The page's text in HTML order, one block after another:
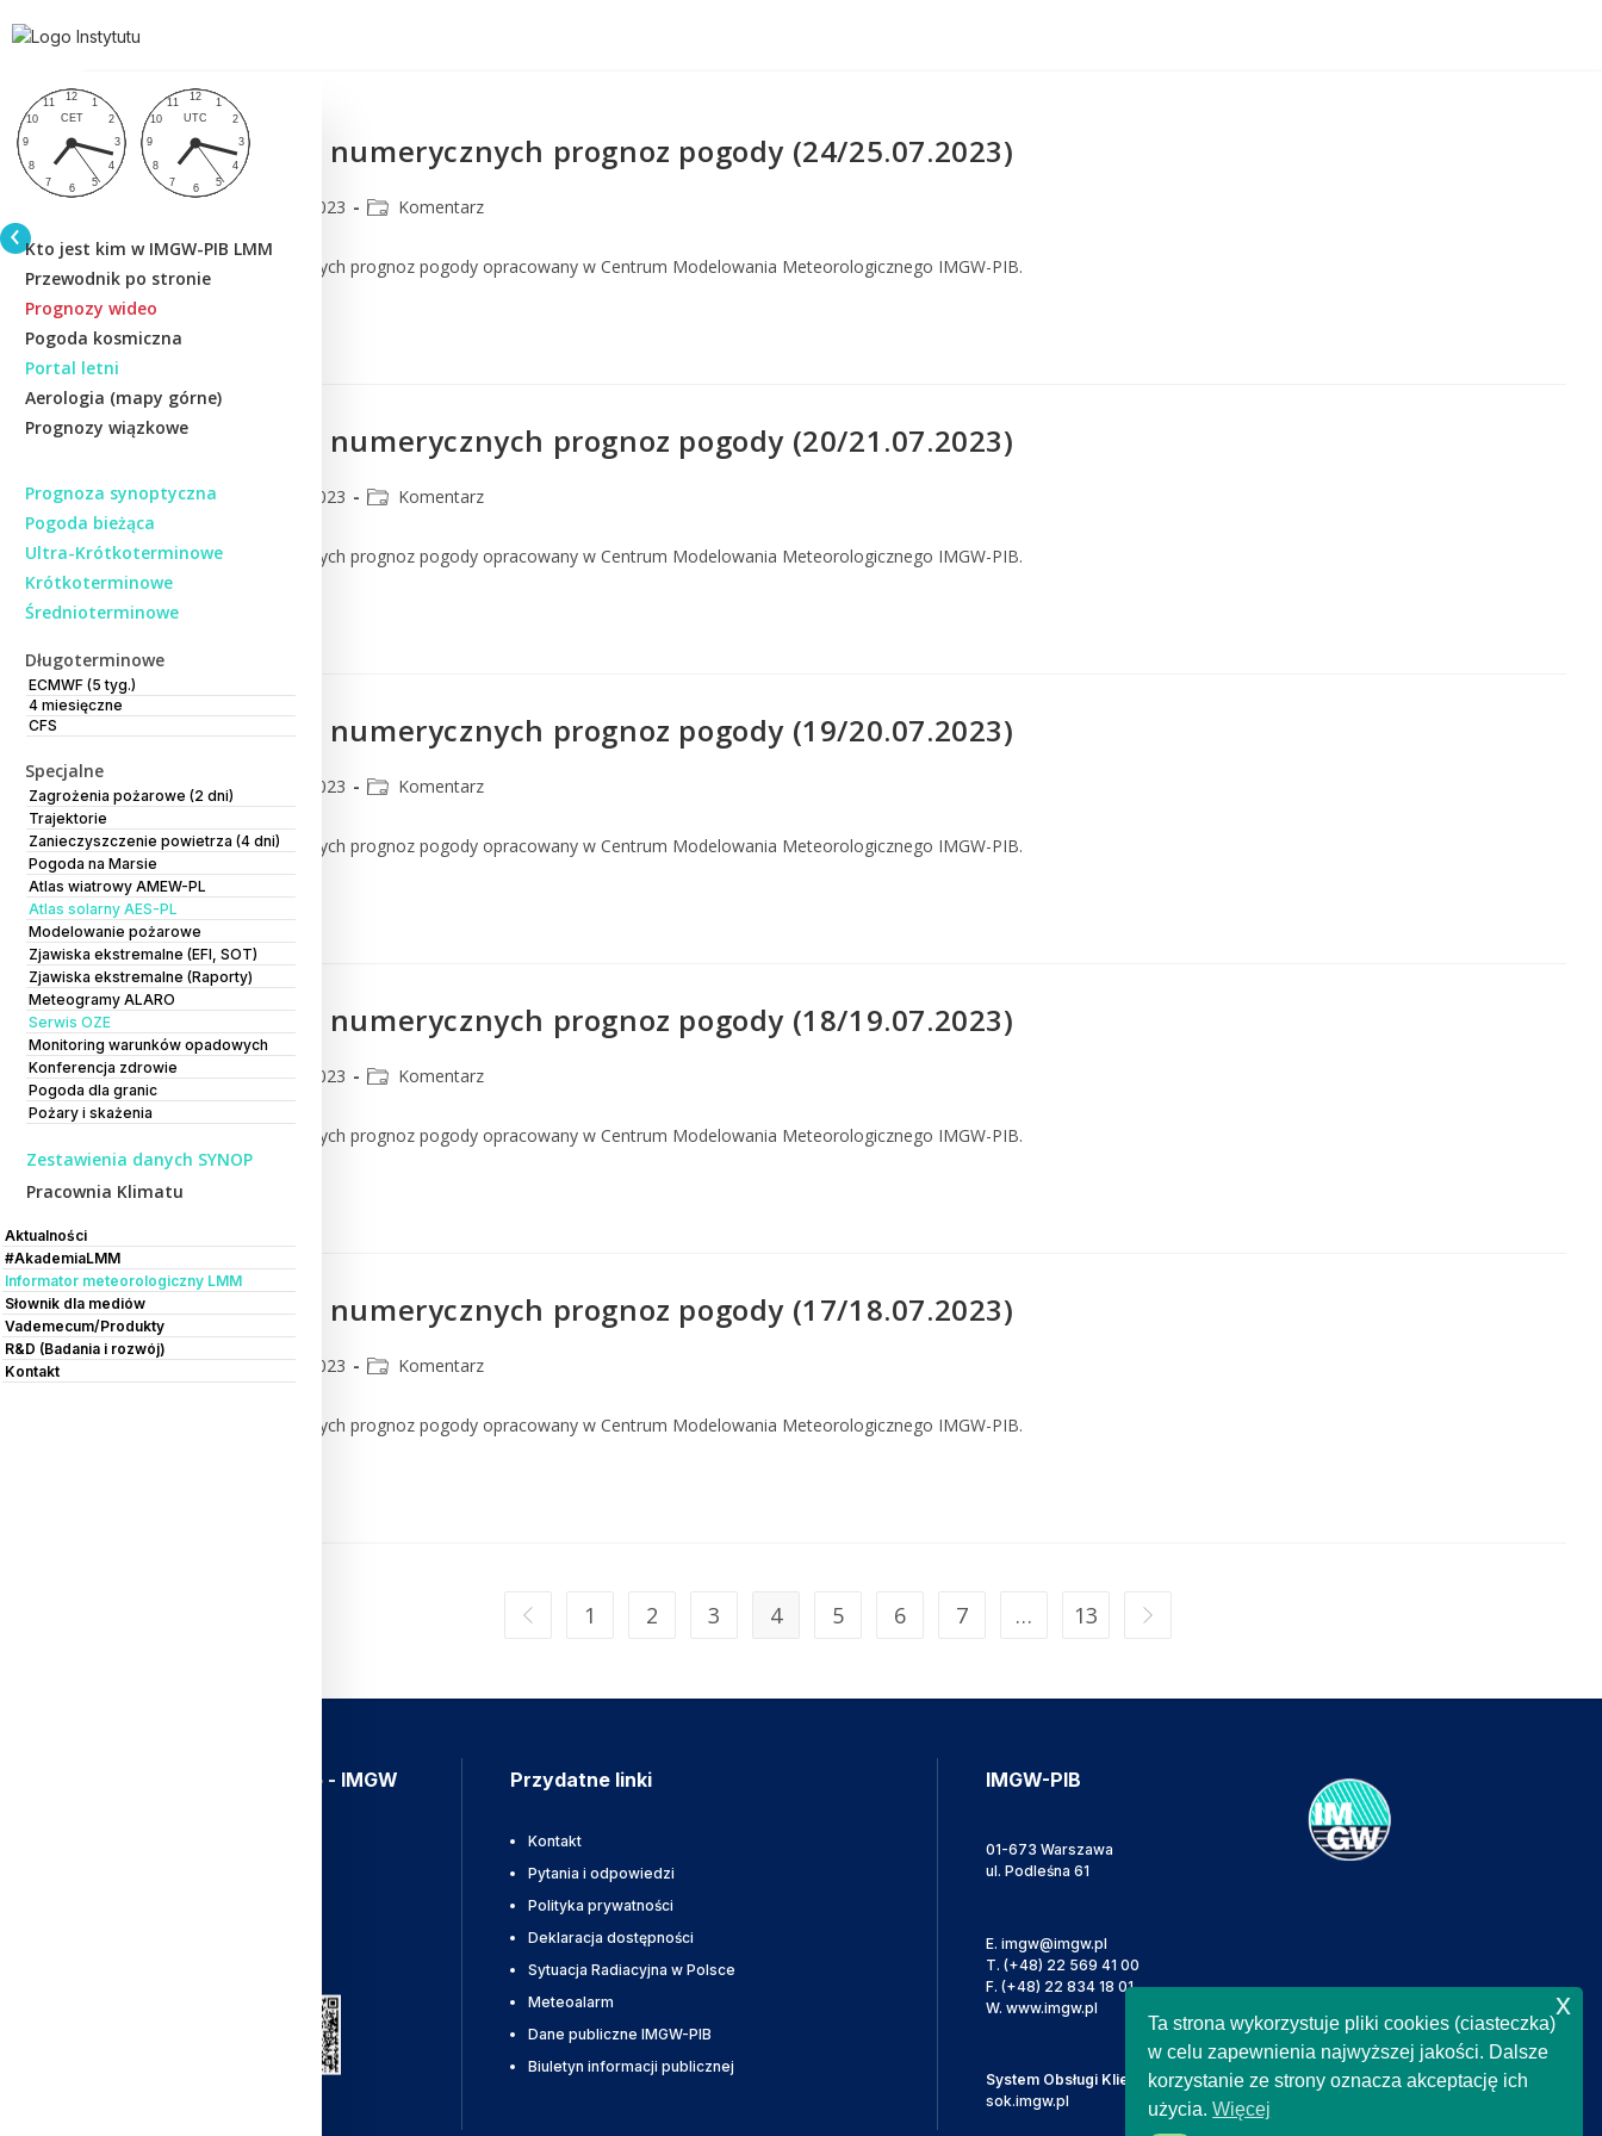
Kto jest kim w IMGW-PIB LMM
Przewodnik po stronie
Prognozy wideo
Pogoda kosmiczna
Portal letni
Aerologia (mapy górne)
Prognozy wiązkowe
Prognoza synoptyczna
Pogoda bieżąca
Ultra-Krótkoterminowe
Krótkoterminowe
Średnioterminowe
Długoterminowe
ECMWF (5 tyg.)
4 miesięczne
CFS
Specjalne
Zagrożenia pożarowe (2 dni)
Trajektorie
Zanieczyszczenie powietrza (4 dni)
Pogoda na Marsie
Atlas wiatrowy AMEW-PL
Atlas solarny AES-PL
Modelowanie pożarowe
Zjawiska ekstremalne (EFI, SOT)
Zjawiska ekstremalne (Raporty)
Meteogramy ALARO
Serwis OZE
Monitoring warunków opadowych
Konferencja zdrowie
Pogoda dla granic
Pożary i skażenia
Zestawienia danych SYNOP
Pracownia Klimatu
Aktualności
#AkademiaLMM
Informator meteorologiczny LMM
Słownik dla mediów
Vademecum/Produkty
R&D (Badania i rozwój)
Kontakt
Komentarz do numerycznych prognoz pogody (24/25.07.2023)
24 lipca 2023 Komentarz
Komentarz do numerycznych prognoz pogody opracowany w Centrum Modelowania Meteorologicznego IMGW-PIB.
Komentarz do numerycznych prognoz pogody (20/21.07.2023)
CMM 20 lipca 2023 Komentarz
Komentarz do numerycznych prognoz pogody opracowany w Centrum Modelowania Meteorologicznego IMGW-PIB.
Czytaj Dalej
Komentarz do numerycznych prognoz pogody (19/20.07.2023)
CMM 19 lipca 2023 Komentarz
Komentarz do numerycznych prognoz pogody opracowany w Centrum Modelowania Meteorologicznego IMGW-PIB.
Czytaj Dalej
Komentarz do numerycznych prognoz pogody (18/19.07.2023)
CMM 18 lipca 2023 Komentarz
Komentarz do numerycznych prognoz pogody opracowany w Centrum Modelowania Meteorologicznego IMGW-PIB.
Czytaj Dalej
Komentarz do numerycznych prognoz pogody (17/18.07.2023)
CMM 17 lipca 2023 Komentarz
Komentarz do numerycznych prognoz pogody opracowany w Centrum Modelowania Meteorologicznego IMGW-PIB.
1 2 3 4 5 6 7 … 13
Aplikacja Meteo - IMGW Przydatne linki
Kontakt
Pytania i odpowiedzi
Polityka prywatności
Deklaracja dostępności
Sytuacja Radiacyjna w Polsce
Meteoalarm
Dane publiczne IMGW-PIB
Biuletyn informacji publicznej
IMGW-PIB
01-673 Warszawa
ul. Podleśna 61
E. imgw@imgw.pl
T. (+48) 22 569 41 00
F. (+48) 22 834 18 01
W. www.imgw.pl
System Obsługi Klienta
sok.imgw.pl
Ta strona wykorzystuje pliki cookies (ciasteczka)
w celu zapewnienia najwyższej jakości. Dalsze
korzystanie ze strony oznacza akceptację ich
użycia.Więcej
x